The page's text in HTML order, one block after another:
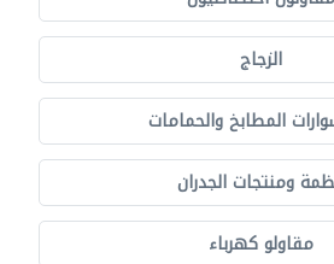
الزجاج
المطابخ والحمامات
ومنتجات الجدران
مقاولو كهرباء